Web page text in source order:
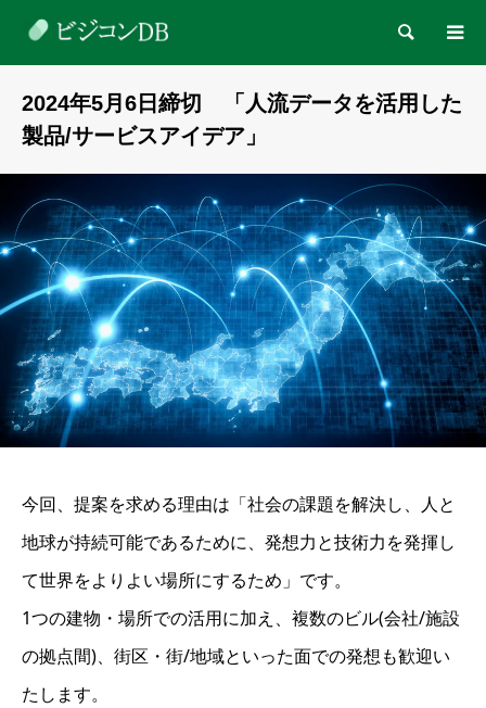
検索
2024年5月6日締切 「人流データを活用した
製品/サービスアイデア」
今回、提案を求める理由は「社会の課題を解決し、人と
地球が持続可能であるために、発想力と技術力を発揮し
て世界をよりよい場所にするため」です。
1つの建物・場所での活用に加え、複数のビル(会社/施設
の拠点間)、街区・街/地域といった面での発想も歓迎い
たします。